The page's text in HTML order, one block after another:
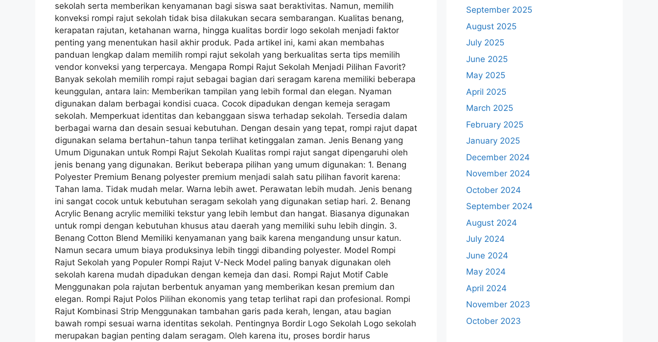
sekolah serta memberikan kenyamanan bagi siswa saat beraktivitas. Namun, memilih
konveksi rompi rajut sekolah tidak bisa dilakukan secara sembarangan. Kualitas benang,
kerapatan rajutan, ketahanan warna, hingga kualitas bordir logo sekolah menjadi faktor
penting yang menentukan hasil akhir produk. Pada artikel ini, kami akan membahas
panduan lengkap dalam memilih rompi rajut sekolah yang berkualitas serta tips memilih
vendor konveksi yang terpercaya. Mengapa Rompi Rajut Sekolah Menjadi Pilihan Favorit?
Banyak sekolah memilih rompi rajut sebagai bagian dari seragam karena memiliki beberapa
keunggulan, antara lain: Memberikan tampilan yang lebih formal dan elegan. Nyaman
digunakan dalam berbagai kondisi cuaca. Cocok dipadukan dengan kemeja seragam
sekolah. Memperkuat identitas dan kebanggaan siswa terhadap sekolah. Tersedia dalam
berbagai warna dan desain sesuai kebutuhan. Dengan desain yang tepat, rompi rajut dapat
digunakan selama bertahun-tahun tanpa terlihat ketinggalan zaman. Jenis Benang yang
Umum Digunakan untuk Rompi Rajut Sekolah Kualitas rompi rajut sangat dipengaruhi oleh
jenis benang yang digunakan. Berikut beberapa pilihan yang umum digunakan: 1. Benang
Polyester Premium Benang polyester premium menjadi salah satu pilihan favorit karena:
Tahan lama. Tidak mudah melar. Warna lebih awet. Perawatan lebih mudah. Jenis benang
ini sangat cocok untuk kebutuhan seragam sekolah yang digunakan setiap hari. 2. Benang
Acrylic Benang acrylic memiliki tekstur yang lebih lembut dan hangat. Biasanya digunakan
untuk rompi dengan kebutuhan khusus atau daerah yang memiliki suhu lebih dingin. 3.
Benang Cotton Blend Memiliki kenyamanan yang baik karena mengandung unsur katun.
Namun secara umum biaya produksinya lebih tinggi dibanding polyester. Model Rompi
Rajut Sekolah yang Populer Rompi Rajut V-Neck Model paling banyak digunakan oleh
sekolah karena mudah dipadukan dengan kemeja dan dasi. Rompi Rajut Motif Cable
Menggunakan pola rajutan berbentuk anyaman yang memberikan kesan premium dan
elegan. Rompi Rajut Polos Pilihan ekonomis yang tetap terlihat rapi dan profesional. Rompi
Rajut Kombinasi Strip Menggunakan tambahan garis pada kerah, lengan, atau bagian
bawah rompi sesuai warna identitas sekolah. Pentingnya Bordir Logo Sekolah Logo sekolah
merupakan bagian penting dalam seragam. Oleh karena itu, proses bordir harus
September 2025
August 2025
July 2025
June 2025
May 2025
April 2025
March 2025
February 2025
January 2025
December 2024
November 2024
October 2024
September 2024
August 2024
July 2024
June 2024
May 2024
April 2024
November 2023
October 2023